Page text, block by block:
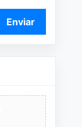
Enviar